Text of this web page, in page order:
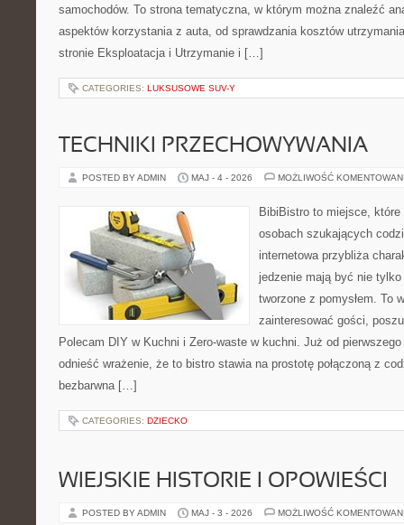
samochodów. To strona tematyczna, w którym można znaleźć
aspektów korzystania z auta, od sprawdzania kosztów
stronie Eksploatacja i Utrzymanie i […]
CATEGORIES: LUKSUSOWE SUV-Y
TECHNIKI PRZECHOWYWANIA
POSTED BY ADMIN MAJ - 4 - 2026 MOŻLIWOŚĆ
BibiBistro to miejsce,
osobach szukających
internetowa przybliża
jedzenie mają być nie
tworzone z pomysłem. To
zainteresować gości,
Polecam DIY w Kuchni i Zero-waste w kuchni. Już od
odnieść wrażenie, że to bistro stawia na prostotę połączoną z
bezbarwna […]
CATEGORIES: DZIECKO
WIEJSKIE HISTORIE I OPOWIEŚCI
POSTED BY ADMIN MAJ - 3 - 2026 MOŻLIWOŚĆ